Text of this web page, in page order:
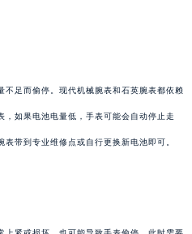
不足而偷停。现代机械腕表和石英腕表都依赖
如果电池电量低，手表可能会自动停止走
带到专业维修点或自行更换新电池即可。